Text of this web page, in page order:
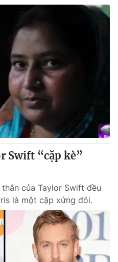
Swift “cặp kè”
của Taylor Swift đều
là một cặp xứng đôi.